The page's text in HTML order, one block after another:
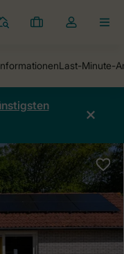
Meine
Dropdown-
öffnen